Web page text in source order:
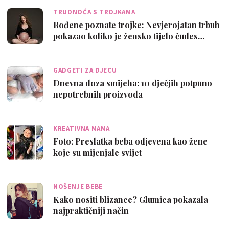
TRUDNOĆA S TROJKAMA
Rođene poznate trojke: Nevjerojatan trbuh
pokazao koliko je žensko tijelo čudes…
GADGETI ZA DJECU
Dnevna doza smijeha: 10 dječjih potpuno
nepotrebnih proizvoda
KREATIVNA MAMA
Foto: Preslatka beba odjevena kao žene
koje su mijenjale svijet
NOŠENJE BEBE
Kako nositi blizance? Glumica pokazala
najpraktičniji način